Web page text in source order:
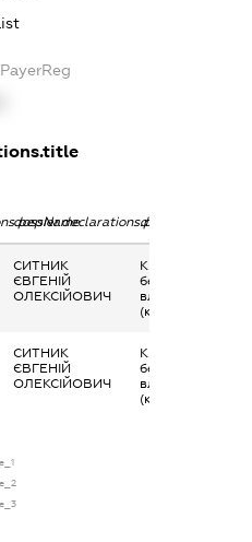
dossier.declarations.personName
СИТНИК
ЄВГЕНІЙ
ОЛЕКСІЙОВИЧ
Кінцевий
бенефіціарний
власник
(контролер)
СИТНИК
ЄВГЕНІЙ
ОЛЕКСІЙОВИЧ
Кінцевий
бенефіціарний
власник
(контролер)